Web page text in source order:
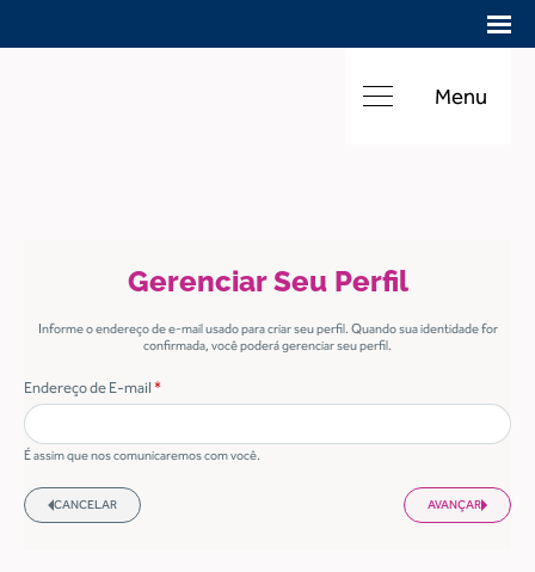
Menu
Gerenciar Seu Perfil
Informe o endereço de e-mail usado para criar seu perfil. Quando sua identidade for
confirmada, você poderá gerenciar seu perfil.
Endereço de E-mail
honeypot
É assim que nos comunicaremos com você.
CANCELAR AVANÇAR